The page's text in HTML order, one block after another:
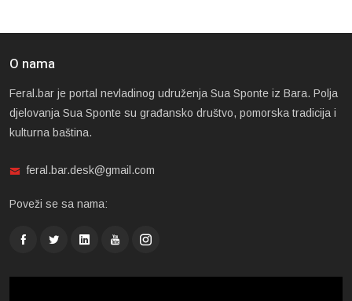
O nama
Feral.bar je portal nevladinog udruženja Sua Sponte iz Bara. Polja
djelovanja Sua Sponte su građansko društvo, pomorska tradicija i
kulturna baština.
feral.bar.desk@gmail.com
Poveži se sa nama: